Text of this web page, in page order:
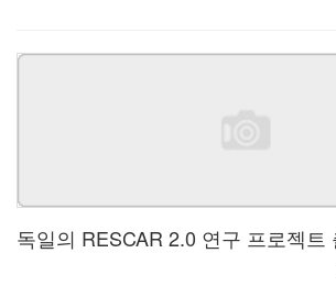
독일의 RESCAR 2.0 연구 프로젝트